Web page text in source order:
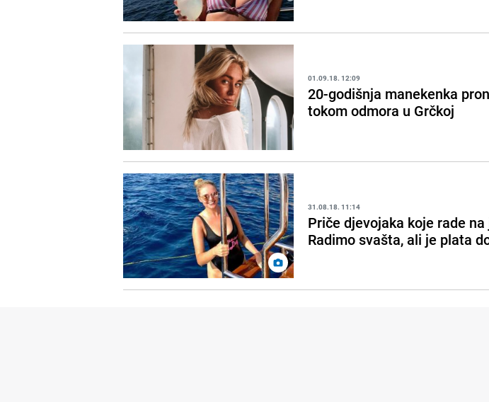
01.09.18. 12:09
20-godišnja manekenka
tokom odmora u Grčkoj
31.08.18. 11:14
Priče djevojaka koje rade
Radimo svašta, ali je plata